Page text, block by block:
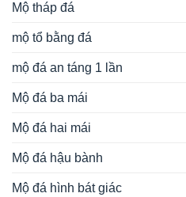
Mộ tháp đá
mộ tổ bằng đá
mộ đá an táng 1 lần
Mộ đá ba mái
Mộ đá hai mái
Mộ đá hậu bành
Mộ đá hình bát giác